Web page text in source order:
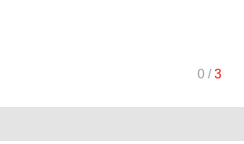
0/3